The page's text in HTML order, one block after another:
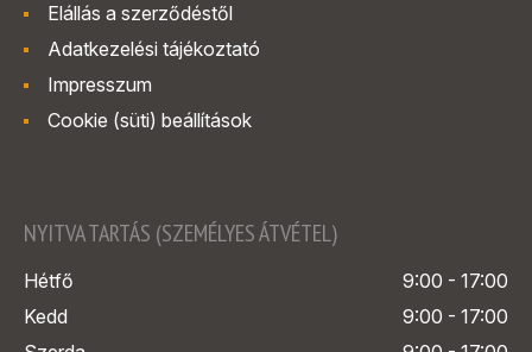
Elállás a szerződéstől
Adatkezelési tájékoztató
Impresszum
Cookie (süti) beállítások
NYITVA TARTÁS (SZEMÉLYES ÁTVÉTEL)
Hétfő
9:00 - 17:00
Kedd
9:00 - 17:00